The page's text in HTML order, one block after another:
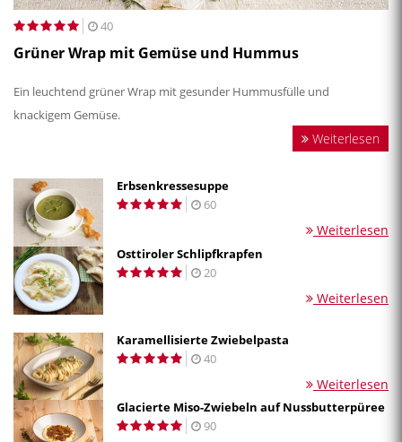
40
Grüner Wrap mit Gemüse und Hummus
Ein leuchtend grüner Wrap mit gesunder Hummusfülle und
knackigem Gemüse.
Weiterlesen
Erbsenkressesuppe
60
Weiterlesen
Osttiroler Schlipfkrapfen
20
Weiterlesen
Karamellisierte Zwiebelpasta
40
Weiterlesen
Glacierte Miso-Zwiebeln auf Nussbutterpüree
90